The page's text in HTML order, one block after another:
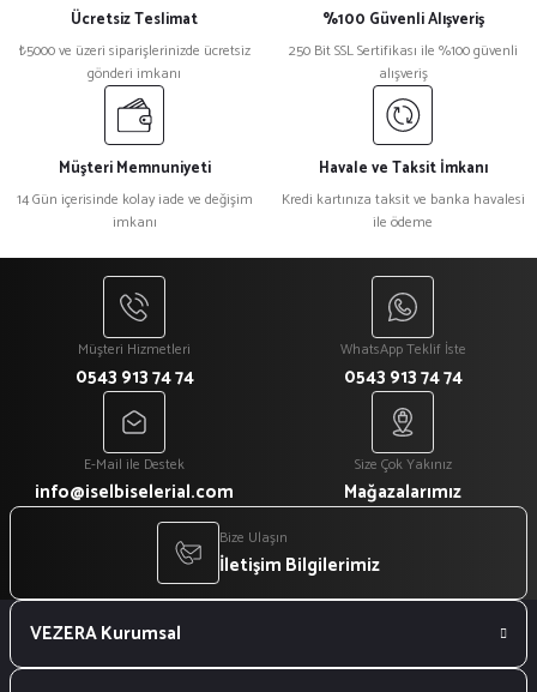
₺ 300 ₺ 400
Ücretsiz Teslimat
₺5000 ve üzeri siparişlerinizde ücretsiz
gönderi imkanı
%100 Güvenli Alışveriş
250 Bit SSL Sertifikası ile %100 güvenli
alışveriş
Müşteri Memnuniyeti
14 Gün içerisinde kolay iade ve değişim
imkanı
Havale ve Taksit İmkanı
Kredi kartınıza taksit ve banka havalesi
ile ödeme
Müşteri Hizmetleri
0543 913 74 74
WhatsApp Teklif İste
0543 913 74 74
E-Mail ile Destek
info@iselbiselerial.com
Size Çok Yakınız
Mağazalarımız
Bize Ulaşın
İletişim Bilgilerimiz
VEZERA Kurumsal